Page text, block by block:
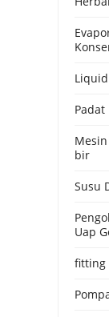
bir
Susu
Uap
fitting